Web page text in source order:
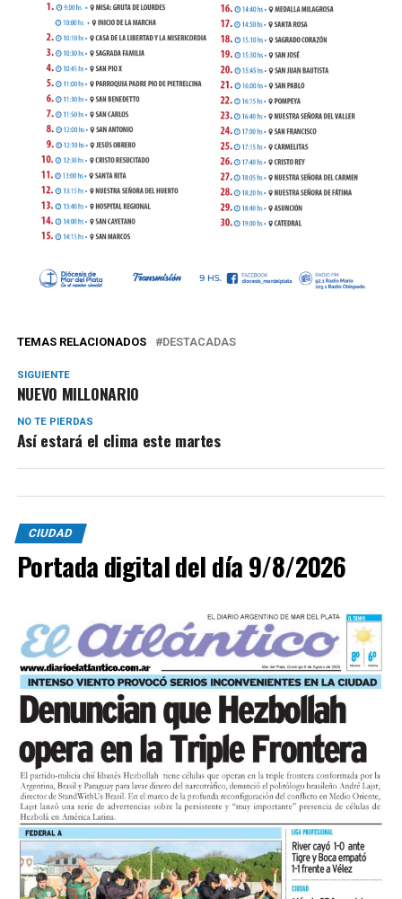
TEMAS RELACIONADOS DESTACADAS
SIGUIENTE
NUEVO MILLONARIO
NO TE PIERDAS
Así estará el clima este martes
CIUDAD
Portada digital del día 9/8/2026